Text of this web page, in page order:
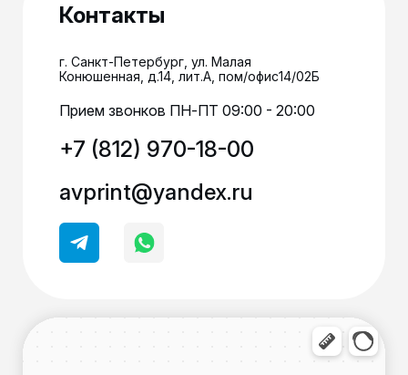
Контакты
г. Санкт-Петербург, ул. Малая
Конюшенная, д.14, лит.А, пом/офис14/02Б
Прием звонков ПН-ПТ 09:00 - 20:00
+7 (812) 970-18-00
avprint@yandex.ru